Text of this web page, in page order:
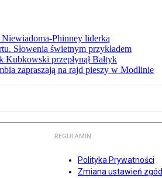
Phinney liderką
Słowenia świetnym przykładem
przepłynął Bałtyk
zapraszają na rajd pieszy w Modlinie
REGULAMIN
Polityka Prywatności
Zmiana ustawień zgód